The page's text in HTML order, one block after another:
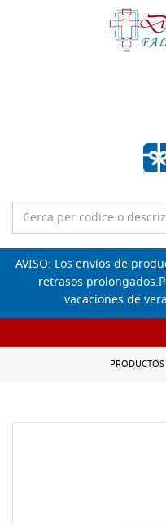
Lista
AVISO: Los envíos de
retrasos
vacaciones de
PRODUCTOS